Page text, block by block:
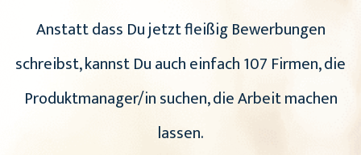
Anstatt dass Du jetzt fleißig Bewerbungen
schreibst, kannst Du auch einfach 107 Firmen, die
Produktmanager/in suchen, die Arbeit machen
lassen.